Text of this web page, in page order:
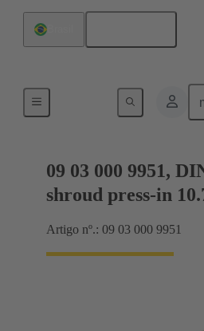
Conexão da placa-mãe para
09 03 000 9951,
shroud press-in
Artigo nº.: 09 03 000 9951